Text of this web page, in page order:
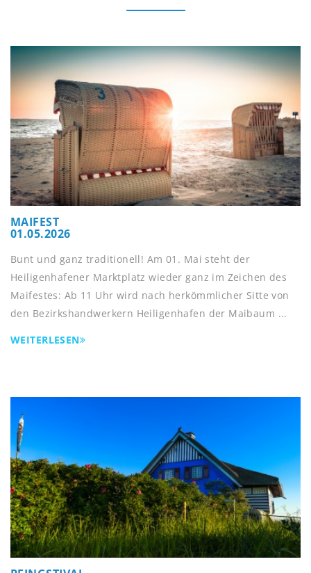
MAIFEST
01.05.2026
Bunt und ganz traditionell! Am 01. Mai steht der
Heiligenhafener Marktplatz wieder ganz im Zeichen des
Maifestes: Ab 11 Uhr wird nach herkömmlicher Sitte von
den Bezirkshandwerkern Heiligenhafen der Maibaum ...
WEITERLESEN